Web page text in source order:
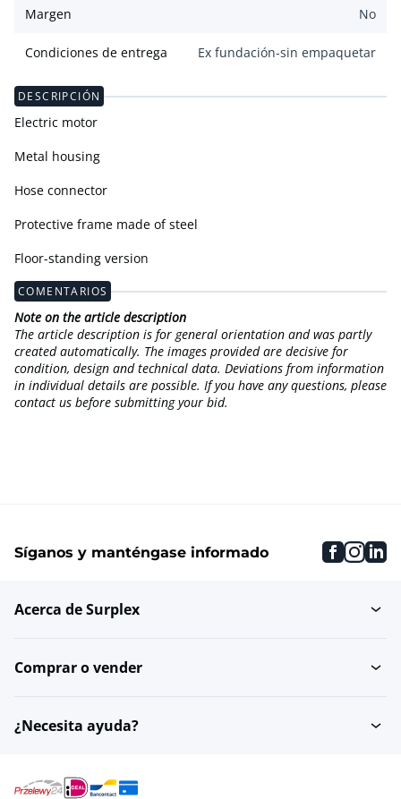
Margen No
Condiciones de entrega Ex fundación-sin empaquetar
DESCRIPCIÓN
Electric motor
Metal housing
Hose connector
Protective frame made of steel
Floor-standing version
COMENTARIOS
Note on the article description
The article description is for general orientation and was partly
created automatically. The images provided are decisive for
condition, design and technical data. Deviations from information
in individual details are possible. If you have any questions, please
contact us before submitting your bid.
Síganos y manténgase informado
Acerca de Surplex
Comprar o vender
¿Necesita ayuda?